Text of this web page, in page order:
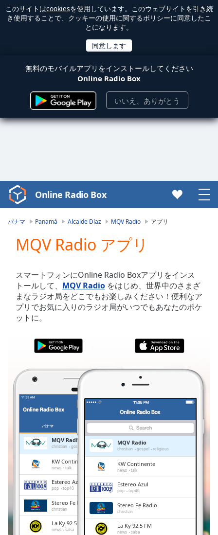
このサイトはcookiesを使用しています。このウェブサイトを引き続
き使用することで、クッキーの使用に関するポリシーに同意したこ
とになります。
無料のモバイルアプリをインストールしてください
Online Radio Box
いいえ、ありがとう
Video
Player
Play
Video
Skip
Backward
Skip
Forward
Mute
Current
Duration-:-
0.00%
Stream
TypeLIVE
Seek to
LIVE
Remaining
Time-
Playback
Online Radio Box
パナマ Panamá Alcalde Díaz MQV Radio アプリ
MQV Radio アプリ
スマートフォンにOnline Radio Boxアプリをインス
トールして、 MQV Radio をはじめ、世界中のさまざ
まなラジオ局をどこでもお楽しみください！便利なア
プリでお気に入りのラジオ局がいつでもあなたのポケ
ットに。
パナマ
MQV Radio
christian gospel religious
KW Continente
news talk
Estereo Azul
pop top40
Stereo Fe Radio
christian
La Ky 92.5 FM
news salsa
MQV Radio
christian gospel religious
KW Continente
news talk
Estereo Azul
pop top40
Stereo Fe Radio
christian
La Ky 92.5 FM
news salsa